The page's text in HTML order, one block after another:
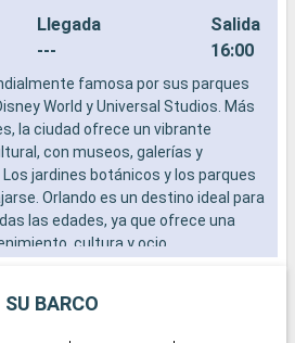
Llegada
---
Salida
16:00
famosa por sus parques
World y Universal Studios. Más
la ciudad ofrece un vibrante
con museos, galerías y
jardines botánicos y los parques
Orlando es un destino ideal para
las edades, ya que ofrece una
cultura y ocio.
SU BARCO